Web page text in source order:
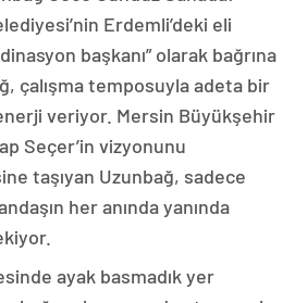
Erdemli’deki eli
başkanı” olarak bağrına
çalışma temposuyla adeta bir
veriyor. Mersin Büyükşehir
Seçer’in vizyonunu
taşıyan Uzunbağ, sadece
her anında yanında
ayak basmadık yer